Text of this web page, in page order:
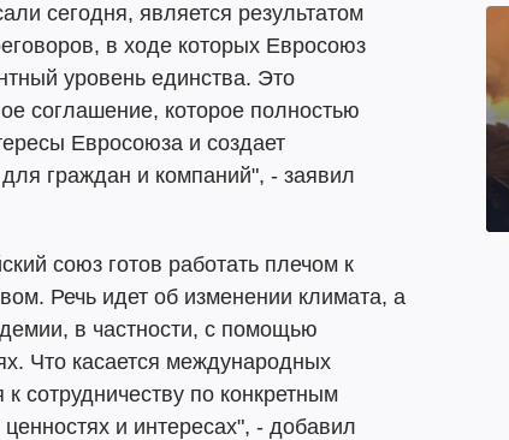
сегодня, является результатом
в ходе которых Евросоюз
уровень единства. Это
соглашение, которое полностью
Евросоюза и создает
граждан и компаний", - заявил
союз готов работать плечом к
Речь идет об изменении климата, а
в частности, с помощью
Что касается международных
сотрудничеству по конкретным
и интересах", - добавил